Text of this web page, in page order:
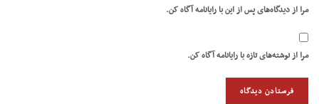
مرا از دیدگاه‌های پس از این با رایانامه آگاه کن.
مرا از نوشته‌های تازه با رایانامه آگاه کن.